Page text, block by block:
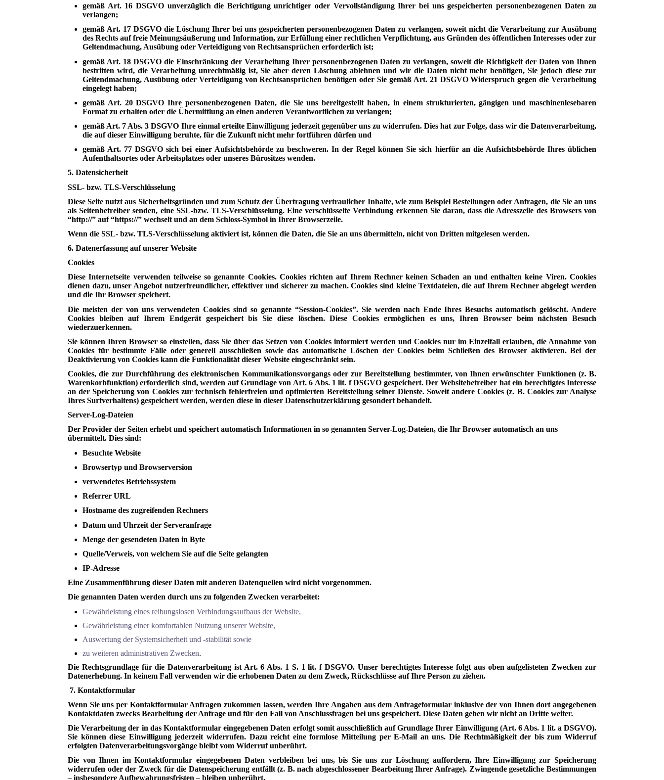
gemäß Art. 16 DSGVO unverzüglich die Berichtigung unrichtiger oder Vervollständigung Ihrer bei uns gespeicherten personenbezogenen Daten zu
verlangen;
gemäß Art. 17 DSGVO die Löschung Ihrer bei uns gespeicherten personenbezogenen Daten zu verlangen, soweit nicht die Verarbeitung zur Ausübung
des Rechts auf freie Meinungsäußerung und Information, zur Erfüllung einer rechtlichen Verpflichtung, aus Gründen des öffentlichen Interesses oder zur
Geltendmachung, Ausübung oder Verteidigung von Rechtsansprüchen erforderlich ist;
gemäß Art. 18 DSGVO die Einschränkung der Verarbeitung Ihrer personenbezogenen Daten zu verlangen, soweit die Richtigkeit der Daten von Ihnen
bestritten wird, die Verarbeitung unrechtmäßig ist, Sie aber deren Löschung ablehnen und wir die Daten nicht mehr benötigen, Sie jedoch diese zur
Geltendmachung, Ausübung oder Verteidigung von Rechtsansprüchen benötigen oder Sie gemäß Art. 21 DSGVO Widerspruch gegen die Verarbeitung
eingelegt haben;
gemäß Art. 20 DSGVO Ihre personenbezogenen Daten, die Sie uns bereitgestellt haben, in einem strukturierten, gängigen und maschinenlesebaren
Format zu erhalten oder die Übermittlung an einen anderen Verantwortlichen zu verlangen;
gemäß Art. 7 Abs. 3 DSGVO Ihre einmal erteilte Einwilligung jederzeit gegenüber uns zu widerrufen. Dies hat zur Folge, dass wir die Datenverarbeitung,
die auf dieser Einwilligung beruhte, für die Zukunft nicht mehr fortführen dürfen und
gemäß Art. 77 DSGVO sich bei einer Aufsichtsbehörde zu beschweren. In der Regel können Sie sich hierfür an die Aufsichtsbehörde Ihres üblichen
Aufenthaltsortes oder Arbeitsplatzes oder unseres Bürositzes wenden.
5. Datensicherheit
SSL- bzw. TLS-Verschlüsselung
Diese Seite nutzt aus Sicherheitsgründen und zum Schutz der Übertragung vertraulicher Inhalte, wie zum Beispiel Bestellungen oder Anfragen, die Sie an uns
als Seitenbetreiber senden, eine SSL-bzw. TLS-Verschlüsselung. Eine verschlüsselte Verbindung erkennen Sie daran, dass die Adresszeile des Browsers von
“http://” auf “https://” wechselt und an dem Schloss-Symbol in Ihrer Browserzeile.
Wenn die SSL- bzw. TLS-Verschlüsselung aktiviert ist, können die Daten, die Sie an uns übermitteln, nicht von Dritten mitgelesen werden.
6. Datenerfassung auf unserer Website
Cookies
Diese Internetseite verwenden teilweise so genannte Cookies. Cookies richten auf Ihrem Rechner keinen Schaden an und enthalten keine Viren. Cookies
dienen dazu, unser Angebot nutzerfreundlicher, effektiver und sicherer zu machen. Cookies sind kleine Textdateien, die auf Ihrem Rechner abgelegt werden
und die Ihr Browser speichert.
Die meisten der von uns verwendeten Cookies sind so genannte “Session-Cookies”. Sie werden nach Ende Ihres Besuchs automatisch gelöscht. Andere
Cookies bleiben auf Ihrem Endgerät gespeichert bis Sie diese löschen. Diese Cookies ermöglichen es uns, Ihren Browser beim nächsten Besuch
wiederzuerkennen.
Sie können Ihren Browser so einstellen, dass Sie über das Setzen von Cookies informiert werden und Cookies nur im Einzelfall erlauben, die Annahme von
Cookies für bestimmte Fälle oder generell ausschließen sowie das automatische Löschen der Cookies beim Schließen des Browser aktivieren. Bei der
Deaktivierung von Cookies kann die Funktionalität dieser Website eingeschränkt sein.
Cookies, die zur Durchführung des elektronischen Kommunikationsvorgangs oder zur Bereitstellung bestimmter, von Ihnen erwünschter Funktionen (z. B.
Warenkorbfunktion) erforderlich sind, werden auf Grundlage von Art. 6 Abs. 1 lit. f DSGVO gespeichert. Der Websitebetreiber hat ein berechtigtes Interesse
an der Speicherung von Cookies zur technisch fehlerfreien und optimierten Bereitstellung seiner Dienste. Soweit andere Cookies (z. B. Cookies zur Analyse
Ihres Surfverhaltens) gespeichert werden, werden diese in dieser Datenschutzerklärung gesondert behandelt.
Server-Log-Dateien
Der Provider der Seiten erhebt und speichert automatisch Informationen in so genannten Server-Log-Dateien, die Ihr Browser automatisch an uns
übermittelt. Dies sind:
Besuchte Website
Browsertyp und Browserversion
verwendetes Betriebssystem
Referrer URL
Hostname des zugreifenden Rechners
Datum und Uhrzeit der Serveranfrage
Menge der gesendeten Daten in Byte
Quelle/Verweis, von welchem Sie auf die Seite gelangten
IP-Adresse
Eine Zusammenführung dieser Daten mit anderen Datenquellen wird nicht vorgenommen.
Die genannten Daten werden durch uns zu folgenden Zwecken verarbeitet:
Gewährleistung eines reibungslosen Verbindungsaufbaus der Website,
Gewährleistung einer komfortablen Nutzung unserer Website,
Auswertung der Systemsicherheit und -stabilität sowie
zu weiteren administrativen Zwecken.
Die Rechtsgrundlage für die Datenverarbeitung ist Art. 6 Abs. 1 S. 1 lit. f DSGVO. Unser berechtigtes Interesse folgt aus oben aufgelisteten Zwecken zur
Datenerhebung. In keinem Fall verwenden wir die erhobenen Daten zu dem Zweck, Rückschlüsse auf Ihre Person zu ziehen.
7. Kontaktformular
Wenn Sie uns per Kontaktformular Anfragen zukommen lassen, werden Ihre Angaben aus dem Anfrageformular inklusive der von Ihnen dort angegebenen
Kontaktdaten zwecks Bearbeitung der Anfrage und für den Fall von Anschlussfragen bei uns gespeichert. Diese Daten geben wir nicht an Dritte weiter.
Die Verarbeitung der in das Kontaktformular eingegebenen Daten erfolgt somit ausschließlich auf Grundlage Ihrer Einwilligung (Art. 6 Abs. 1 lit. a DSGVO).
Sie können diese Einwilligung jederzeit widerrufen. Dazu reicht eine formlose Mitteilung per E-Mail an uns. Die Rechtmäßigkeit der bis zum Widerruf
erfolgten Datenverarbeitungsvorgänge bleibt vom Widerruf unberührt.
Die von Ihnen im Kontaktformular eingegebenen Daten verbleiben bei uns, bis Sie uns zur Löschung auffordern, Ihre Einwilligung zur Speicherung
widerrufen oder der Zweck für die Datenspeicherung entfällt (z. B. nach abgeschlossener Bearbeitung Ihrer Anfrage). Zwingende gesetzliche Bestimmungen
– insbesondere Aufbewahrungsfristen – bleiben unberührt.